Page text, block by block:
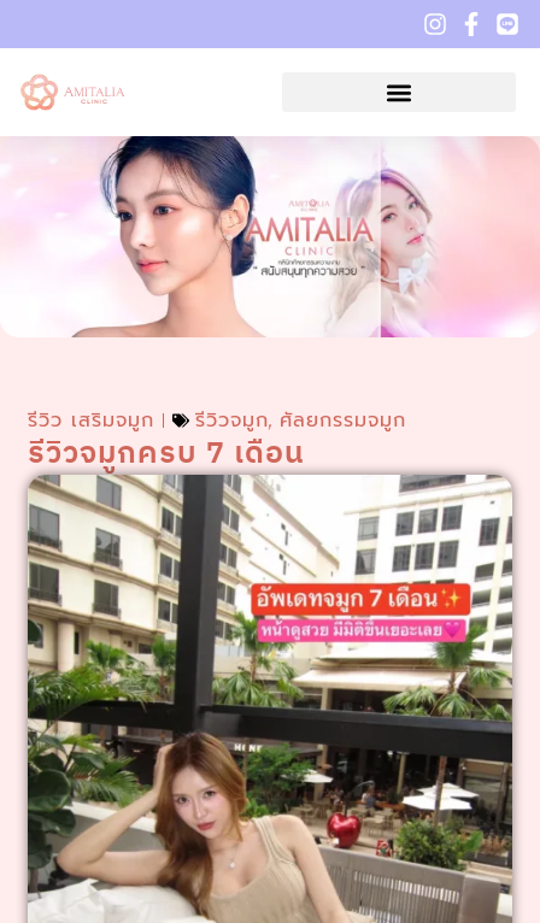
รีวิว เสริมจมูก รีวิวจมูก, ศัลยกรรมจมูก
รีวิวจมูกครบ 7 เดือน